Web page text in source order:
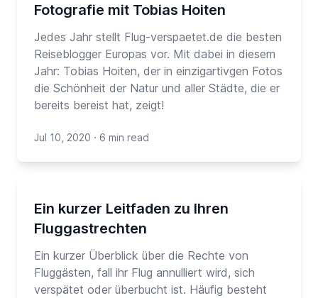
Fotografie mit Tobias Hoiten
Jedes Jahr stellt Flug-verspaetet.de die besten
Reiseblogger Europas vor. Mit dabei in diesem
Jahr: Tobias Hoiten, der in einzigartivgen Fotos
die Schönheit der Natur und aller Städte, die er
bereits bereist hat, zeigt!
Jul 10, 2020 · 6 min read
Ein kurzer Leitfaden zu Ihren
Fluggastrechten
Ein kurzer Überblick über die Rechte von
Fluggästen, fall ihr Flug annulliert wird, sich
verspätet oder überbucht ist. Häufig besteht